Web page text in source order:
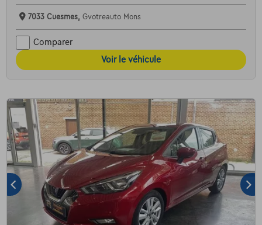
7033 Cuesmes, Gvotreauto Mons
Comparer
Voir le véhicule